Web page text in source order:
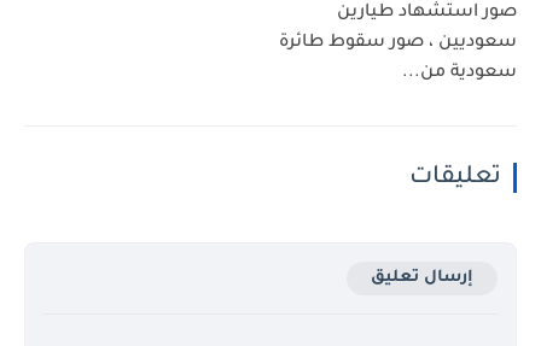
صور استشهاد طيارين
سعوديين ، صور سقوط طائرة
سعودية من...
تعليقات
إرسال تعليق